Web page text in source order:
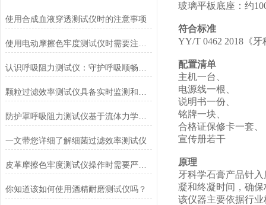
使用合成血液穿透测试仪时的注意事项
防护罩呼吸阻力测试仪基于流体力学与压力传感技术
一文带您详细了解细菌过滤效率测试仪
皮革摩擦色牢度测试仪操作时需要严格遵循规程
你知道该如何使用酒精耐磨测试仪吗？
玻璃平板底座：约
符合标准
YY/T 0462 2018《
配置清单
主机一台、
电源线一根、
说明书一份、
铭牌一块、
合格证保修卡一套、
宣传册若干
原理
牙科学石膏产品针
凝和终凝时间，确
该仪器主要依据行